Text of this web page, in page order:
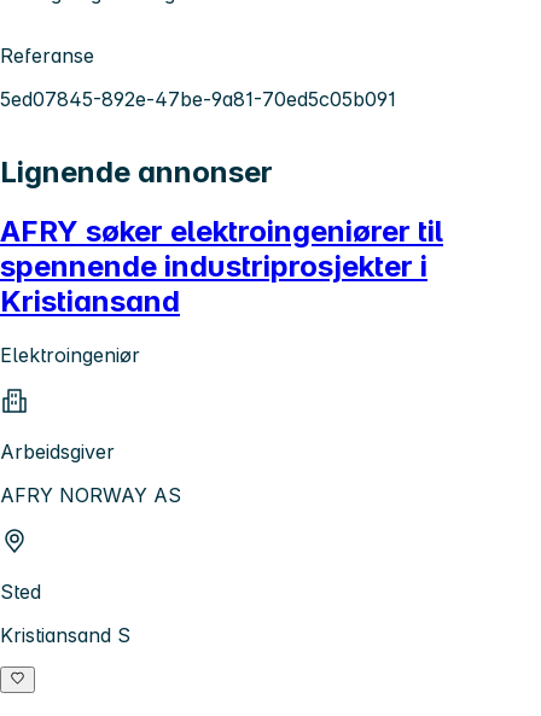
Referanse
5ed07845-892e-47be-9a81-70ed5c05b091
Lignende annonser
AFRY søker elektroingeniører til
spennende industriprosjekter i
Kristiansand
Elektroingeniør
Arbeidsgiver
AFRY NORWAY AS
Sted
Kristiansand S